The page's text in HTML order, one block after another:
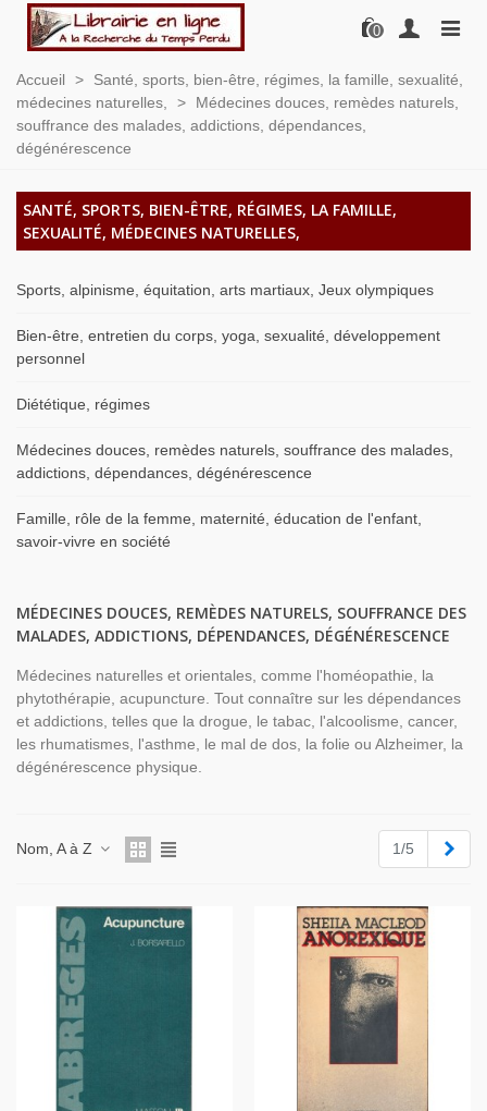
0
Accueil >
Santé, sports, bien-être, régimes, la famille, sexualité,
médecines naturelles,
>
Médecines douces, remèdes naturels,
souffrance des malades, addictions, dépendances,
dégénérescence
SANTÉ, SPORTS, BIEN-ÊTRE, RÉGIMES, LA FAMILLE,
SEXUALITÉ, MÉDECINES NATURELLES,
Sports, alpinisme, équitation, arts martiaux, Jeux olympiques
Bien-être, entretien du corps, yoga, sexualité, développement
personnel
Diététique, régimes
Médecines douces, remèdes naturels, souffrance des malades,
addictions, dépendances, dégénérescence
Famille, rôle de la femme, maternité, éducation de l'enfant,
savoir-vivre en société
MÉDECINES DOUCES, REMÈDES NATURELS, SOUFFRANCE DES
MALADES, ADDICTIONS, DÉPENDANCES, DÉGÉNÉRESCENCE
Médecines naturelles et orientales, comme l'homéopathie, la
phytothérapie, acupuncture. Tout connaître sur les dépendances
et addictions, telles que la drogue, le tabac, l'alcoolisme, cancer,
les rhumatismes, l'asthme, le mal de dos, la folie ou Alzheimer, la
dégénérescence physique.
Nom, A à Z 1/5